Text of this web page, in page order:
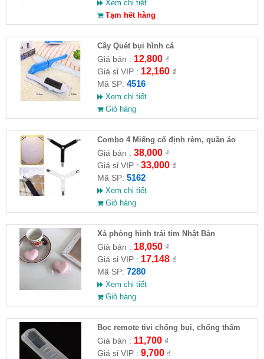
Xem chi tiết
Tạm hết hàng
Cây Quét bụi hình cá
Giá bán : 12,800₫
Giá sỉ VIP : 12,160₫
Mã SP: 4516
Xem chi tiết
Giỏ hàng
Combo 4 Miếng cố định rèm, quần áo
Giá bán : 38,000₫
Giá sỉ VIP : 33,000₫
Mã SP: 5162
Xem chi tiết
Giỏ hàng
Xà phòng hình trái tim Nhật Bản
Giá bán : 18,050₫
Giá sỉ VIP : 17,148₫
Mã SP: 7280
Xem chi tiết
Giỏ hàng
Bọc remote tivi chống bụi, chống thấm
nước
Giá bán : 11,700₫
Giá sỉ VIP : 9,700₫